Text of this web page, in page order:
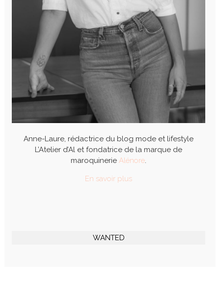
Anne-Laure, rédactrice du blog mode et lifestyle
L’Atelier d’Al et fondatrice de la marque de
maroquinerie Alénore.
En savoir plus
WANTED